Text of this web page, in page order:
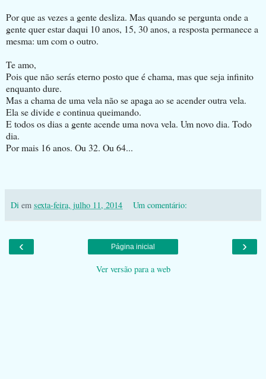
Por que as vezes a gente desliza. Mas quando se pergunta onde a
gente quer estar daqui 10 anos, 15, 30 anos, a resposta permanece a
mesma: um com o outro.
Te amo,
Pois que não serás eterno posto que é chama, mas que seja infinito
enquanto dure.
Mas a chama de uma vela não se apaga ao se acender outra vela.
Ela se divide e continua queimando.
E todos os dias a gente acende uma nova vela. Um novo dia. Todo
dia.
Por mais 16 anos. Ou 32. Ou 64...
Di em sexta-feira, julho 11, 2014 Um comentário:
‹ ›
Página inicial
Ver versão para a web